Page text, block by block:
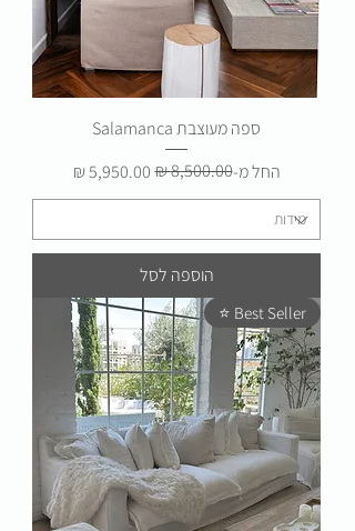
ספה מעוצבת Salamanca
החל מ-
מחיר רגיל
‏8,500.00 ‏₪
מחיר מבצע
הוספה לסל
Best Seller ⭐